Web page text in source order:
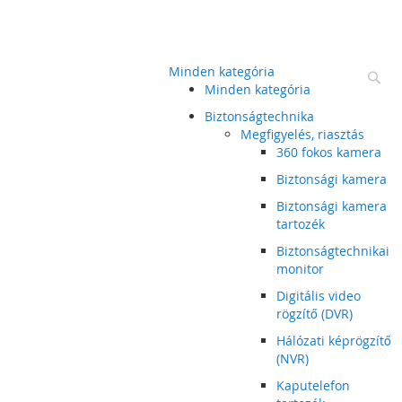
Minden kategória
Minden kategória
Biztonságtechnika
Megfigyelés, riasztás
360 fokos kamera
Biztonsági kamera
Biztonsági kamera
tartozék
Biztonságtechnikai
monitor
Digitális video
rögzítő (DVR)
Hálózati képrögzítő
(NVR)
Kaputelefon